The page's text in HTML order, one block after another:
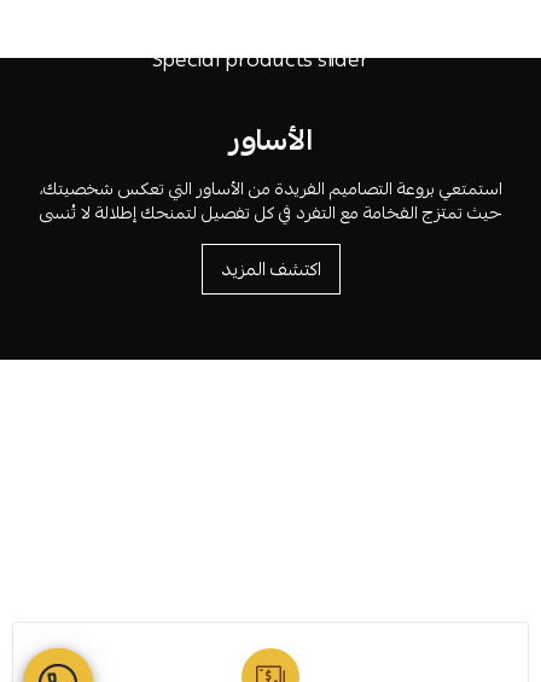
الأساور
استمتعي بروعة التصاميم الفريدة من الأساور التي تعكس شخصيتك،
حيث تمتزج الفخامة مع التفرد في كل تفصيل لتمنحك إطلالة لا تُنسى
اكتشف المزيد